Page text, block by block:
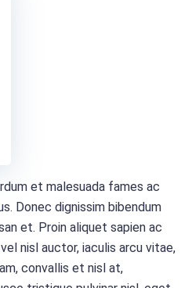
et malesuada fames ac
Donec dignissim bibendum
et. Proin aliquet sapien ac
nisl auctor, iaculis arcu vitae,
convallis et nisl at,